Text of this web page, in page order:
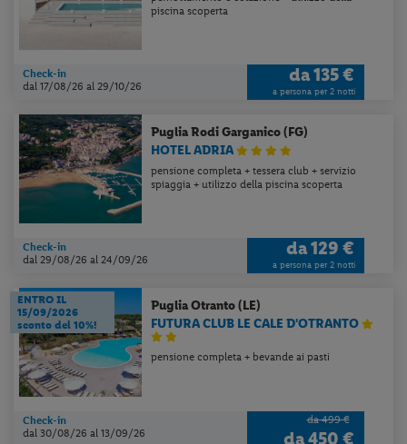
piscina scoperta
Check-in
dal 17/08/26al 29/10/26
da135 €
a persona per 2 notti
PugliaRodi Garganico (FG)
HOTEL ADRIA
pensione completa + tessera club + servizio
spiaggia + utilizzo della piscina scoperta
Check-in
dal 29/08/26al 24/09/26
da129 €
a persona per 2 notti
PugliaOtranto (LE)
FUTURA CLUB LE CALE D'OTRANTO
pensione completa + bevande ai pasti
ENTRO IL
15/09/2026
sconto del 10%!
Check-in
dal 30/08/26al 13/09/26
da 499 €
da450 €